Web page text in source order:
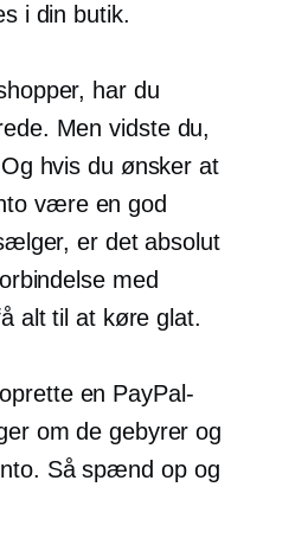
i din butik.
har du
Men vidste du,
hvis du ønsker at
være en god
er det absolut
med
alt til at køre glat.
en PayPal-
om de gebyrer og
Så spænd op og